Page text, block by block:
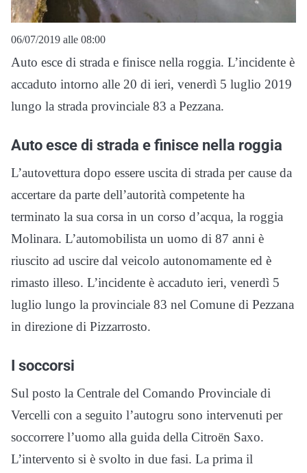
06/07/2019 alle 08:00
Auto esce di strada e finisce nella roggia. L’incidente è
accaduto intorno alle 20 di ieri, venerdì 5 luglio 2019
lungo la strada provinciale 83 a Pezzana.
Auto esce di strada e finisce nella roggia
L’autovettura dopo essere uscita di strada per cause da
accertare da parte dell’autorità competente ha
terminato la sua corsa in un corso d’acqua, la roggia
Molinara. L’automobilista un uomo di 87 anni è
riuscito ad uscire dal veicolo autonomamente ed è
rimasto illeso. L’incidente è accaduto ieri, venerdì 5
luglio lungo la provinciale 83 nel Comune di Pezzana
in direzione di Pizzarrosto.
I soccorsi
Sul posto la Centrale del Comando Provinciale di
Vercelli con a seguito l’autogru sono intervenuti per
soccorrere l’uomo alla guida della Citroën Saxo.
L’intervento si è svolto in due fasi. La prima il